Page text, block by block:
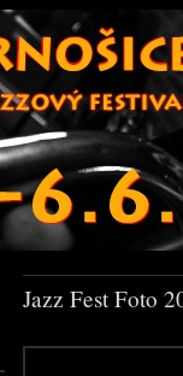
Jazz Fest Foto